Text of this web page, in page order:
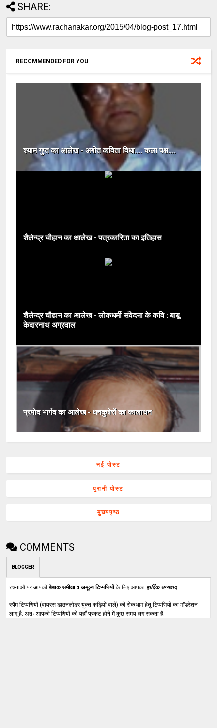
SHARE:
RECOMMENDED FOR YOU
श्याम गुप्त का आलेख - अगीत कविता विधा.... कला पक्ष....
शैलेन्द्र चौहान का आलेख - पत्रकारिता का इतिहास
शैलेन्द्र चौहान का आलेख - लोकधर्मी संवेदना के कवि : बाबू
केदारनाथ अग्रवाल
प्रमोद भार्गव का आलेख - धनकुबेरों का कालाधन
नई पोस्ट
पुरानी पोस्ट
मुख्यपृष्ठ
COMMENTS
BLOGGER
रचनाओं पर आपकीबेबाक समीक्षा व अमूल्य टिप्पणियोंके लिए आपका हार्दिक धन्यवाद.
स्पैम टिप्पणियों (वायरस डाउनलोडर युक्त कड़ियों वाले) की रोकथाम हेतु टिप्पणियों का मॉडरेशन
लागू है. अतः आपकी टिप्पणियों को यहाँ प्रकट होने में कुछ समय लग सकता है.